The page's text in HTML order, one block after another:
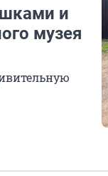
и
музея